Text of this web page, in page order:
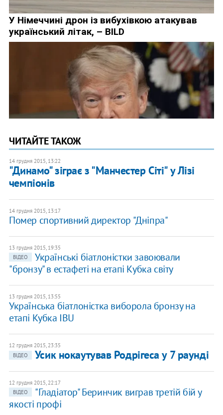
ЧИТАЙТЕ ТАКОЖ
14 грудня 2015, 13:22
"Динамо" зіграє з "Манчестер Сіті" у Лізі
чемпіонів
14 грудня 2015, 13:17
Помер спортивний директор "Дніпра"
13 грудня 2015, 19:35
ВІДЕО
Українські біатлоністки завоювали
"бронзу" в естафеті на етапі Кубка світу
13 грудня 2015, 13:55
Українська біатлоністка виборола бронзу на
етапі Кубка IBU
12 грудня 2015, 23:35
ВІДЕО
Усик нокаутував Родрігеса у 7 раунді
12 грудня 2015, 22:17
ВІДЕО
"Гладіатор" Беринчик виграв третій бій у
якості профі